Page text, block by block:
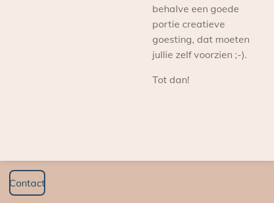
behalve een goede
portie creatieve
goesting, dat moeten
jullie zelf voorzien ;-).
Tot dan!
Contact